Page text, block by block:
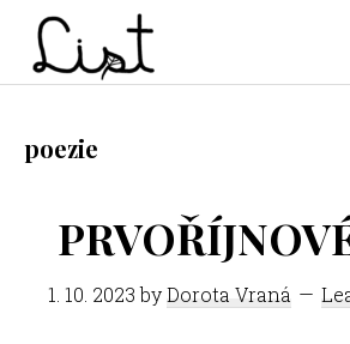
Skip
content
Skip
LIST
časopis
Litoměřice
poezie
1. 10. 2023byDorota Vraná